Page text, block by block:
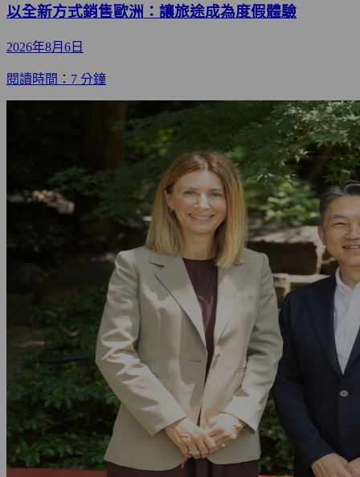
以全新方式銷售歐洲：讓旅途成為度假體驗
2026年8月6日
閱讀時間：7 分鐘